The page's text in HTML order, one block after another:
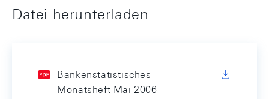
Datei herunterladen
Bankenstatistisches
Monatsheft Mai 2006